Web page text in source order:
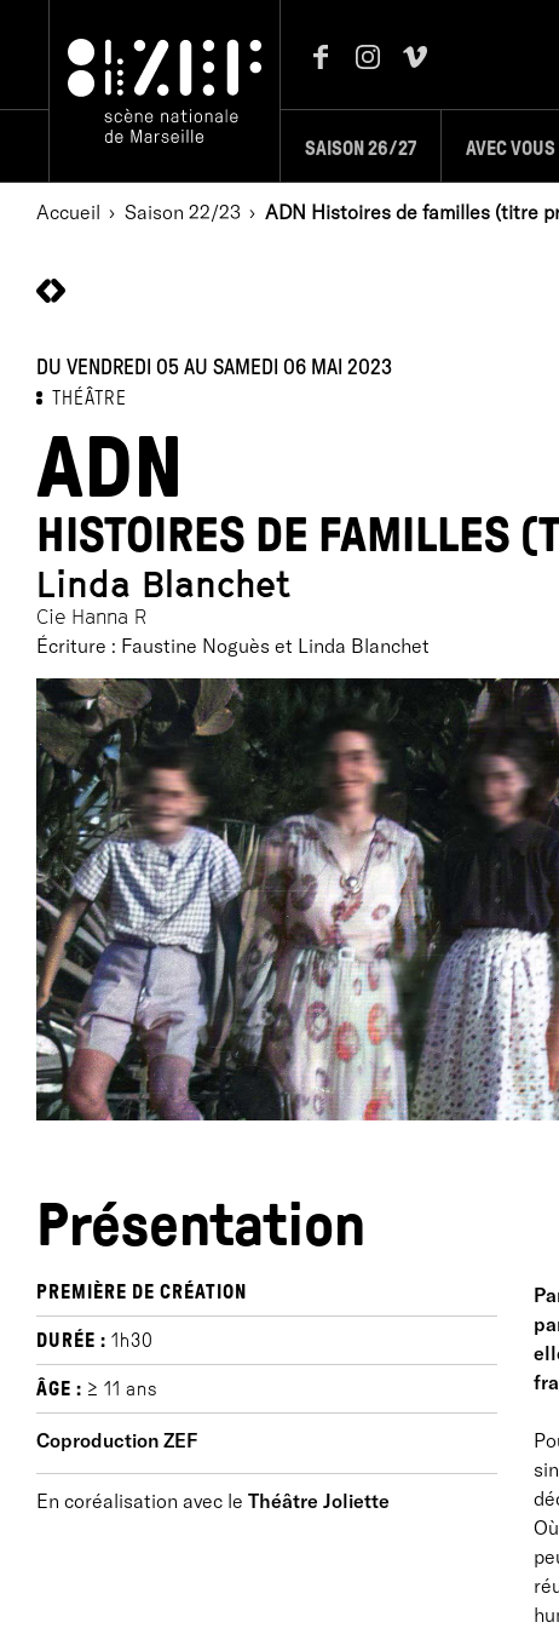
SAISON 26/27 AVEC VOUS
Accueil Saison 22/23 ADN Histoires de familles (titre
DU VENDREDI 05 AU SAMEDI 06 MAI 2023
THÉÂTRE
ADN
HISTOIRES DE FAMILLES
Linda Blanchet
Cie Hanna R
Écriture : Faustine Noguès et Linda Blanchet
Présentation
PREMIÈRE DE CRÉATION
DURÉE : 1h30
ÂGE : ≥ 11 ans
Coproduction ZEF
En coréalisation avec le Théâtre Joliette